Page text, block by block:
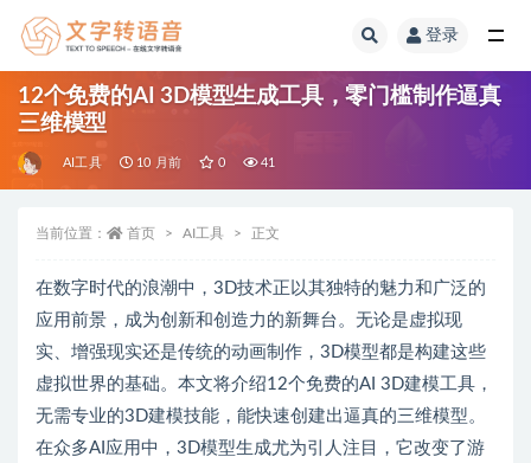
登录
12个免费的AI 3D模型生成工具，零门槛制作逼真
三维模型
AI工具 10 月前 0 41
当前位置： 首页 AI工具 正文
在数字时代的浪潮中，3D技术正以其独特的魅力和广泛的
应用前景，成为创新和创造力的新舞台。无论是虚拟现
实、增强现实还是传统的动画制作，3D模型都是构建这些
虚拟世界的基础。本文将介绍12个免费的AI 3D建模工具，
无需专业的3D建模技能，能快速创建出逼真的三维模型。
在众多AI应用中，3D模型生成尤为引人注目，它改变了游